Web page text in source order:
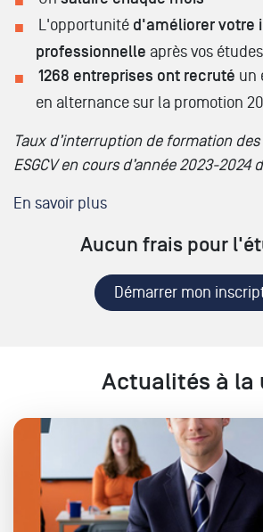
L'opportunité d'améliorer votre
professionnelle après vos études
1268 entreprises ont recruté un
en alternance sur la promotion
Taux d’interruption de formation
ESGCV en cours d’année 2023-2024
En savoir plus
Aucun frais pour
Démarrer mon
Actualités à la